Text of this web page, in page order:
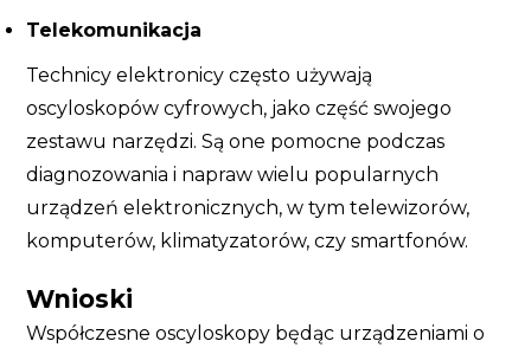
Telekomunikacja
Technicy elektronicy często używają
oscyloskopów cyfrowych, jako część swojego
zestawu narzędzi. Są one pomocne podczas
diagnozowania i napraw wielu popularnych
urządzeń elektronicznych, w tym telewizorów,
komputerów, klimatyzatorów, czy smartfonów.
Wnioski
Współczesne oscyloskopy będąc urządzeniami o